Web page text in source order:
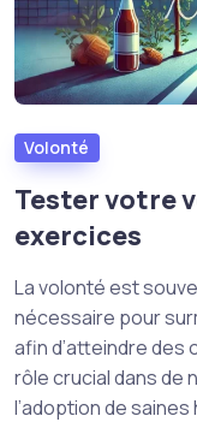
Volonté
Tester votre
exercices
La volonté est
nécessaire pour
afin d’atteindre des
rôle crucial dans de
l’adoption de